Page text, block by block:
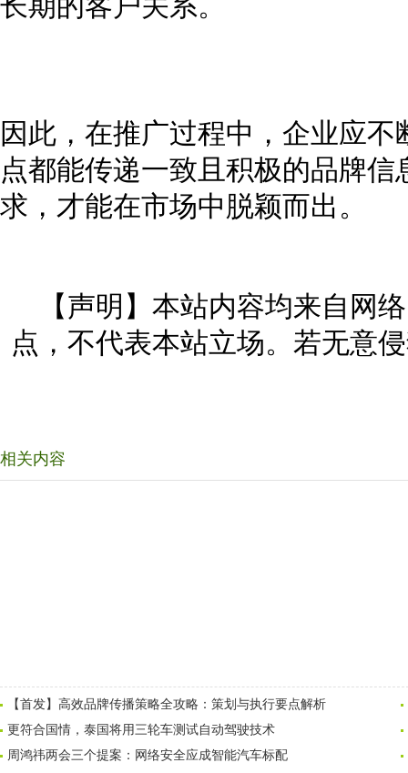
长期的客户关系。
因此，在推广过程中，企业应
点都能传递一致且积极的品牌
求，才能在市场中脱颖而出。
【声明】本站内容均来自网
点，不代表本站立场。若无意
相关内容
【首发】高效品牌传播策略全攻略：策划与执行要点解析
更符合国情，泰国将用三轮车测试自动驾驶技术
周鸿祎两会三个提案：网络安全应成智能汽车标配